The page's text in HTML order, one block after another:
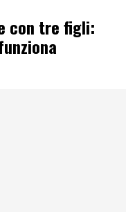
con tre figli: